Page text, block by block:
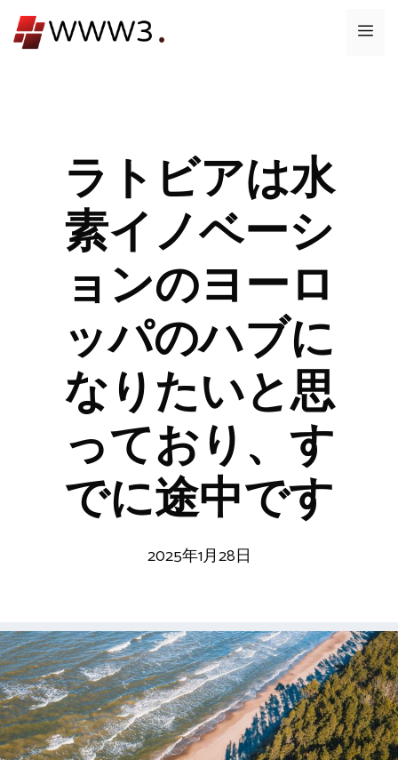
ン
メ
ラトビアは水
素イノベーシ
ョンのヨーロ
ッパのハブに
なりたいと思
っており、す
でに途中です
2025年1月28日